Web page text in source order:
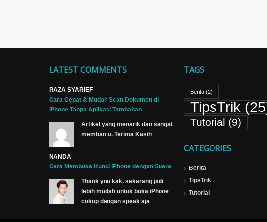
LATEST COMMENTS
RAZA SYARIEF
Cara Cepat & Mudah Scan Dokumen di
iPhone Tanpa Aplikasi Tambahan
Artikel yang menarik dan sangat
membantu. Terima Kasih
NANDA
Cara Membuka Kunci iPhone dengan Suara
Thank you kak. sekarang jadi
lebih mudah untuk buka iPhone
cukup dengan speak aja
TAGS
Berita(2)
TipsTrik
Tutorial (9)
CATEGORIES
Berita
TipsTrik
Tutorial